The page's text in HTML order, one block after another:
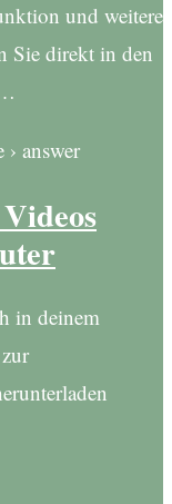
und weitere
Sie direkt in den
answer
in deinem